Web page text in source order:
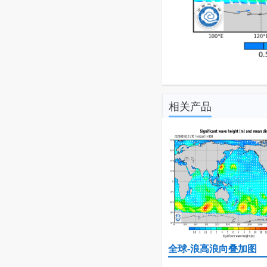
相关产品
全球-浪高浪向叠加图